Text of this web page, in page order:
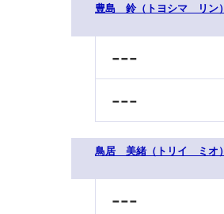
豊島 鈴（トヨシマ リン）
---
---
鳥居 美緒（トリイ ミオ）
---